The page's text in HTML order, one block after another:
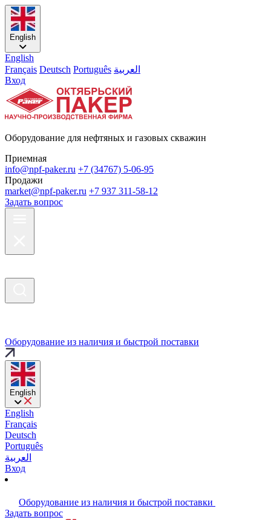
English
English
Français Deutsch Português العربية
Вход
Оборудование для нефтяных и газовых скважин
Приемная
info@npf-paker.ru +7 (34767) 5-06-95
Продажи
market@npf-paker.ru +7 937 311-58-12
Задать вопрос
Оборудование из наличия и быстрой поставки
English
English
Français
Deutsch
Português
العربية
Вход
Оборудование из наличия и быстрой поставки
Задать вопрос